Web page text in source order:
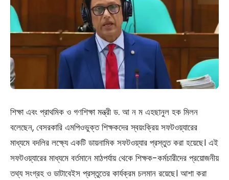
শিক্ষা এবং প্রাথমিক ও গণশিক্ষা মন্ত্রী ড. আ ন ম এহছানুল হক মিলন
বলেছেন, বেসরকারি এমপিওভুক্ত শিক্ষকদের স্বয়ংক্রিয় সফটওয়্যারের
মাধ্যমে বদলির লক্ষ্যে একটি ডায়নামিক সফটওয়্যার প্রস্তুত করা হয়েছে। এই
সফটওয়্যারের মাধ্যমে বর্তমানে মাঠপর্যায় থেকে শিক্ষক-কর্মচারীদের প্রয়োজনীয়
তথ্য সংগ্রহ ও ডাটাবেইস প্রস্তুতের কার্যক্রম চলমান রয়েছে। আশা করা